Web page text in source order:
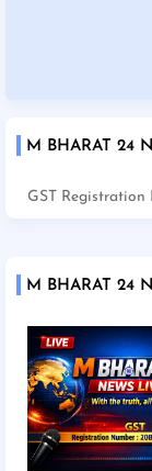
M BHARAT 24
GST
M BHARAT 24